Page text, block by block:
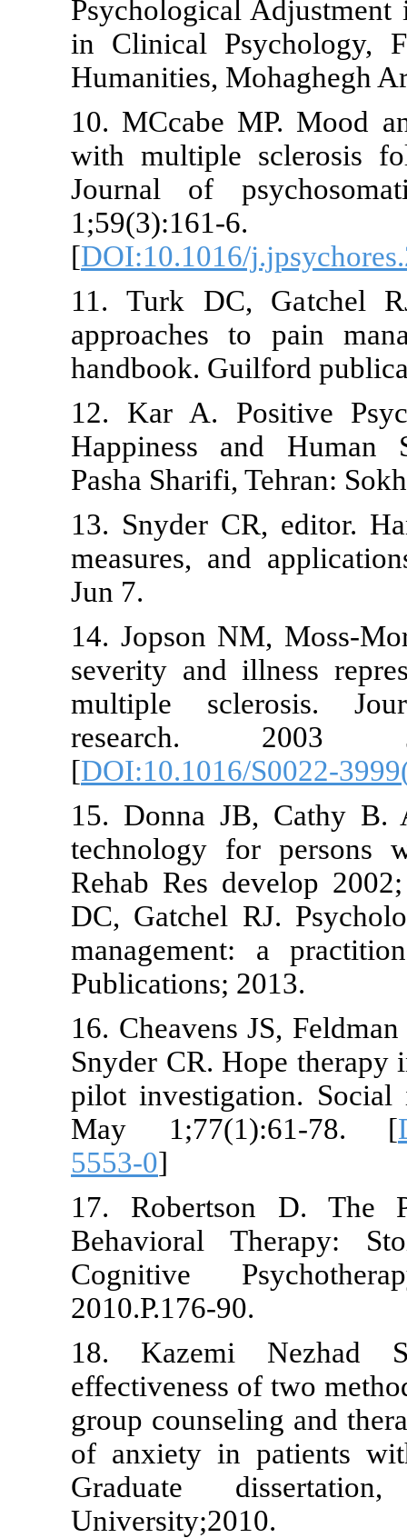
in Clinical
Humanities,
10. MCcabe
with multiple
Journal of
1;59(3):161-6.
[
11. Turk
approaches
handbook.
12. Kar A.
Happiness
Pasha
13. Snyder
measures,
14. Jopson
severity
multiple
[
15. Donna
technology
Rehab Res
DC,
Publications;
16.
Snyder CR.
pilot
May
17.
Behavioral
Cognitive
2010.P.176-
18.
group
of anxiety in
Graduate